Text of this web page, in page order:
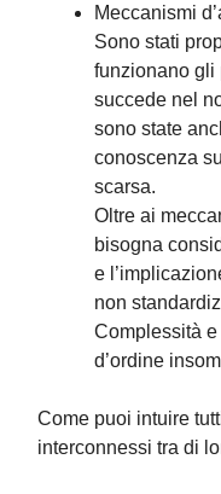
Meccanismi
Sono stati
funzionano gli
succede nel
sono state
conoscenza
scarsa.
Oltre ai
bisogna
e
non
Complessità
d’ordine
Come puoi intuire
interconnessi tra di